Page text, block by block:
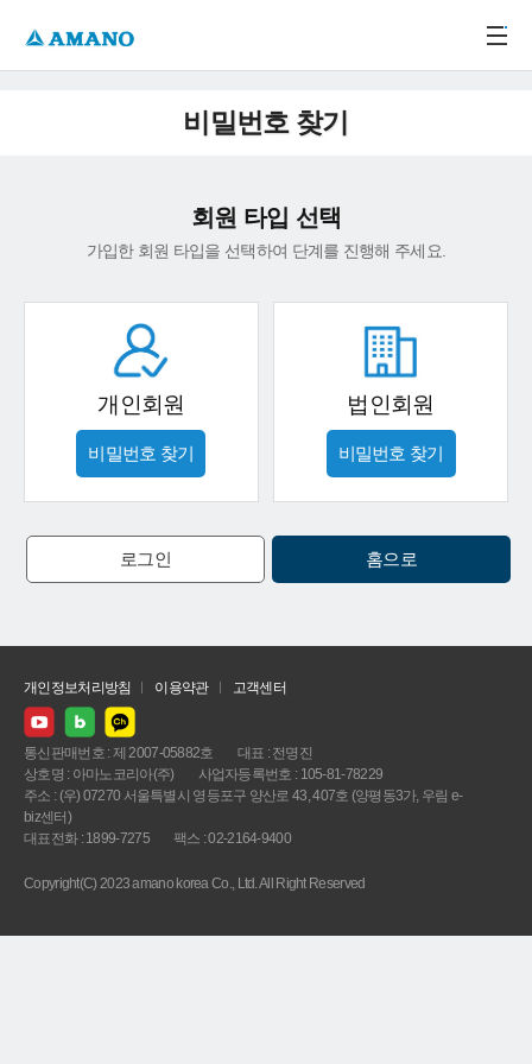
비밀번호 찾기
회원 타입 선택
가입한 회원 타입을 선택하여 단계를 진행해 주세요.
개인회원
비밀번호 찾기
법인회원
비밀번호 찾기
로그인 홈으로
개인정보처리방침 이용약관 고객센터
통신판매번호 : 제 2007-05882호
대표 : 전명진
상호명 : 아마노코리아(주)
사업자등록번호 : 105-81-78229
주소 : (우) 07270 서울특별시 영등포구 양산로 43, 407호 (양평동3가, 우림 e-
biz센터)
대표전화 : 1899-7275
팩스 : 02-2164-9400
Copyright(C) 2023 amano korea Co., Ltd. All Right Reserved